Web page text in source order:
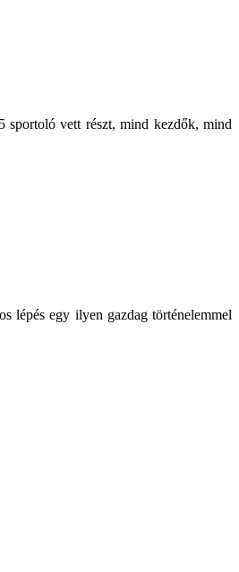
sportoló vett részt, mind kezdők, mind
lépés egy ilyen gazdag történelemmel